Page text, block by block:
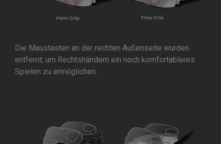
Die Maustasten an der rechten Außenseite wurden
entfernt, um Rechtshändern ein noch komfortableres
Spielen zu ermöglichen.